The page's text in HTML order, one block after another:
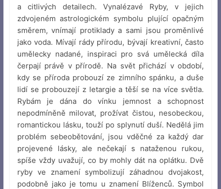
a citlivých detailech. Vynalézavé Ryby, v jejich
zdvojeném astrologickém symbolu plující opačným
směrem, vnímají protiklady a sami jsou proměnlivé
jako voda. Mívají rády přírodu, bývají kreativní, často
umělecky nadané, inspiraci pro svá umělecká díla
čerpají právě v přírodě. Na svět přichází v období,
kdy se příroda probouzí ze zimního spánku, a duše
lidí se probouzejí z letargie a těší se na více světla.
Rybám je dána do vínku jemnost a schopnost
nepodmíněně milovat, prožívat čistou, nesobeckou,
romantickou lásku, touží po splynutí duší. Nedělá jim
problém sebeobětování, jsou vděčné za každý dar
projevené lásky, ale nečekají s nataženou rukou,
spíše vždy uvažují, co by mohly dát na oplátku. Dvě
ryby ve znamení symbolizují záhadnou dvojakost,
podobně jako je tomu u znamení Blíženců. Symbol